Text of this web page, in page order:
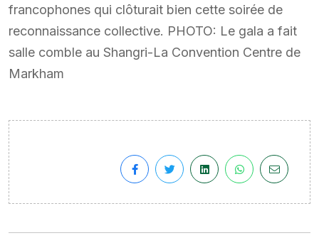
francophones qui clôturait bien cette soirée de
reconnaissance collective. PHOTO: Le gala a fait
salle comble au Shangri-La Convention Centre de
Markham